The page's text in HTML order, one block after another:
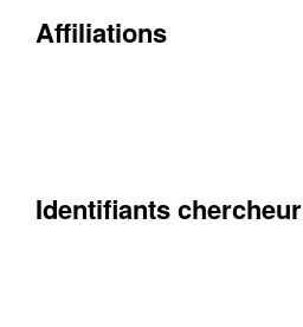
Affiliations
Identifiants chercheur
Contacter